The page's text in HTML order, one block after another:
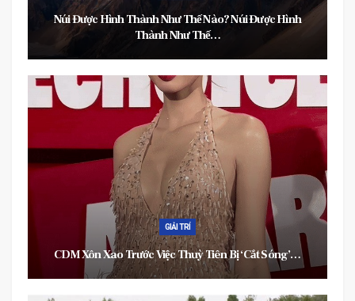
Núi Được Hình Thành Như Thế Nào? Núi Được Hình
Thành Như Thế…
GIẢI TRÍ
CDM Xôn Xao Trước Việc Thuỳ Tiên Bị ‘cắt Sóng’…